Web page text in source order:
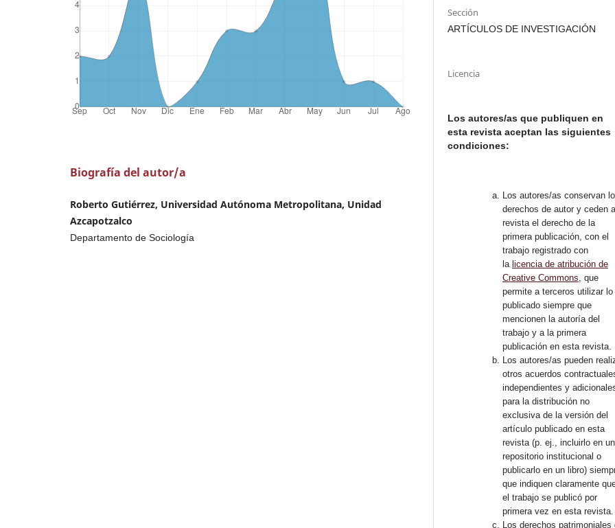
Biografía del autor/a
Roberto Gutiérrez, Universidad Autónoma Metropolitana, Unidad
Azcapotzalco
Departamento de Sociología
Sección
ARTÍCULOS DE INVESTIGACIÓN
Licencia
Los autores/as que publiquen en
esta revista aceptan las siguientes
condiciones:
Los autores/as conservan
derechos de autor y ceden
revista el derecho de la
primera publicación, con el
trabajo registrado con
la licencia de atribución de
Creative Commons , que
permite a terceros utilizar lo
publicado siempre que
mencionen la autoría del
trabajo y a la primera
publicación en esta revista.
Los autores/as pueden
otros acuerdos
independientes y
para la distribución no
exclusiva de la versión del
artículo publicado en esta
revista (p. ej., incluirlo en un
repositorio institucional o
publicarlo en un libro)
que indiquen claramente
el trabajo se publicó por
primera vez en esta revista.
Los derechos patrimoniales